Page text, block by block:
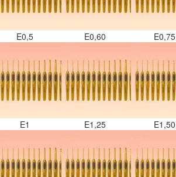
E0,5 E0,60 E0,75
E1 E1,25 E1,50